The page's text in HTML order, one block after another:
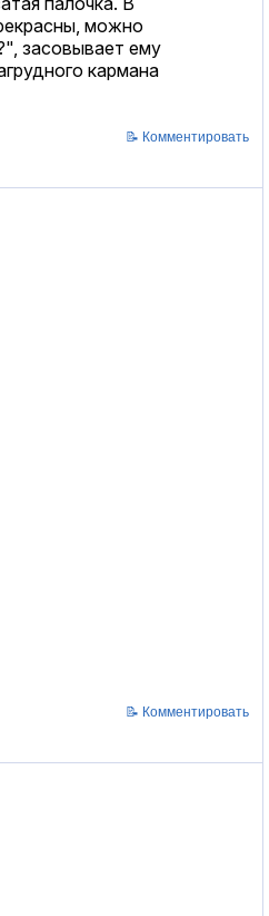
можно
засовывает ему
кармана
📝 Комментировать
📝 Комментировать